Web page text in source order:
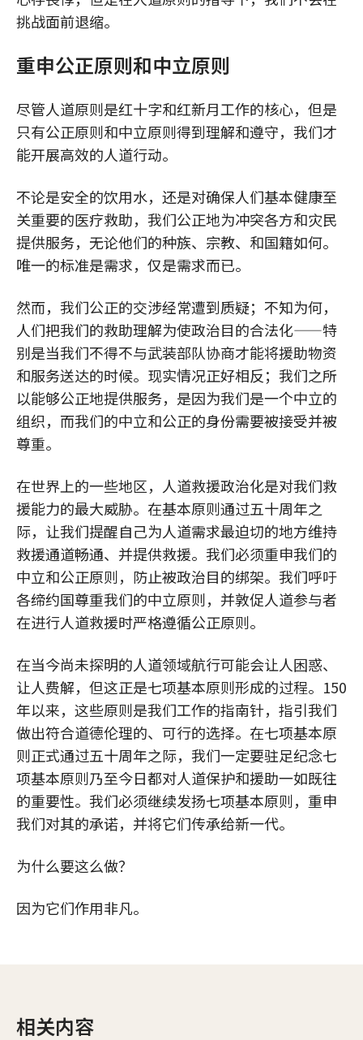
挑战面前退缩。
重申公正原则和中立原则
尽管人道原则是红十字和红新月工作的核心，但是
只有公正原则和中立原则得到理解和遵守，我们才
能开展高效的人道行动。
不论是安全的饮用水，还是对确保人们基本健康至
关重要的医疗救助，我们公正地为冲突各方和灾民
提供服务，无论他们的种族、宗教、和国籍如何。
唯一的标准是需求，仅是需求而已。
然而，我们公正的交涉经常遭到质疑；不知为何，
人们把我们的救助理解为使政治目的合法化——特
别是当我们不得不与武装部队协商才能将援助物资
和服务送达的时候。现实情况正好相反；我们之所
以能够公正地提供服务，是因为我们是一个中立的
组织，而我们的中立和公正的身份需要被接受并被
尊重。
在世界上的一些地区，人道救援政治化是对我们救
援能力的最大威胁。在基本原则通过五十周年之
际，让我们提醒自己为人道需求最迫切的地方维持
救援通道畅通、并提供救援。我们必须重申我们的
中立和公正原则，防止被政治目的绑架。我们呼吁
各缔约国尊重我们的中立原则，并敦促人道参与者
在进行人道救援时严格遵循公正原则。
在当今尚未探明的人道领域航行可能会让人困惑、
让人费解，但这正是七项基本原则形成的过程。150
年以来，这些原则是我们工作的指南针，指引我们
做出符合道德伦理的、可行的选择。在七项基本原
则正式通过五十周年之际，我们一定要驻足纪念七
项基本原则乃至今日都对人道保护和援助一如既往
的重要性。我们必须继续发扬七项基本原则，重申
我们对其的承诺，并将它们传承给新一代。
为什么要这么做？
因为它们作用非凡。
相关内容